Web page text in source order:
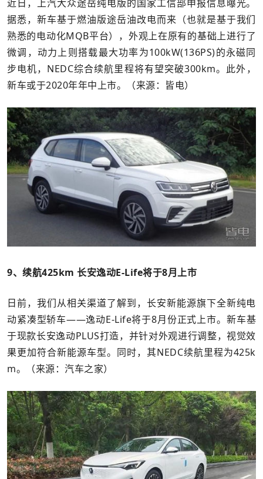
近日，上汽大众途岳纯电版的国家工信部申报信息曝光。
据悉，新车基于燃油版途岳油改电而来（也就是基于我们
熟悉的电动化MQB平台），外观上在原有的基础上进行了
微调，动力上则搭载最大功率为100kW(136PS)的永磁同
步电机，NEDC综合续航里程将有望突破300km。此外，
新车或于2020年年中上市。（来源：皆电）
9、续航425km 长安逸动E-Life将于8月上市
日前，我们从相关渠道了解到，长安新能源旗下全新纯电
动紧凑型轿车——逸动E-Life将于8月份正式上市。新车基
于现款长安逸动PLUS打造，并针对外观进行调整，视觉效
果更加符合新能源车型。同时，其NEDC续航里程为425k
m。（来源：汽车之家）